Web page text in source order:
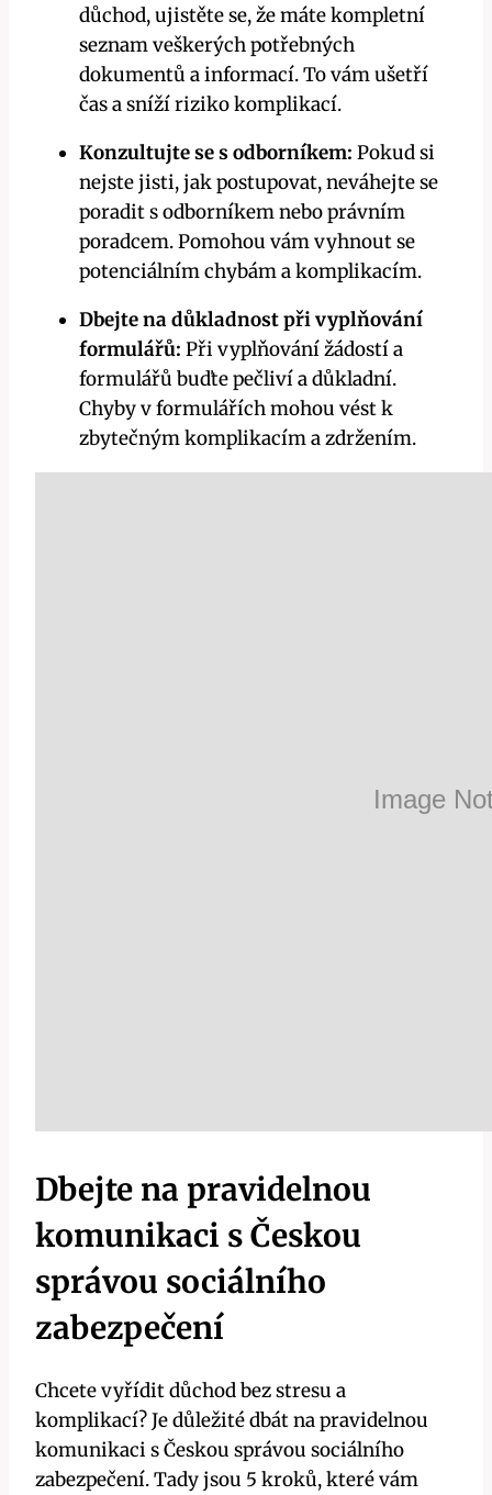
důchod, ujistěte se, že máte kompletní
seznam veškerých potřebných
dokumentů a informací. To vám ušetří
čas a sníží ⁣riziko komplikací.
Konzultujte se s ⁣odborníkem: Pokud si
nejste jisti, ​jak ⁤postupovat, neváhejte se
poradit s odborníkem ​nebo právním
poradcem. ⁢Pomohou⁤ vám vyhnout‍ se
potenciálním chybám a komplikacím.
Dbejte ‌na důkladnost při ⁤vyplňování
formulářů: Při⁤ vyplňování žádostí a
formulářů⁣ buďte‌ pečliví a důkladní.‌
Chyby v formulářích mohou vést k
zbytečným komplikacím a⁤ zdržením.
Dbejte na pravidelnou​
komunikaci s Českou
správou sociálního
zabezpečení
Chcete ‍vyřídit důchod‌ bez stresu a
komplikací?⁣ Je důležité dbát na pravidelnou
komunikaci⁤ s Českou správou ⁤sociálního
zabezpečení.​ Tady jsou 5 kroků, ‌které vám